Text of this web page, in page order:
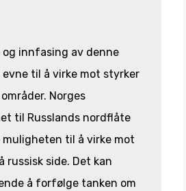
og innfasing av denne
til å virke mot styrker
Norges
til Russlands nordflåte
muligheten til å virke mot
russisk side. Det kan
å forfølge tanken om